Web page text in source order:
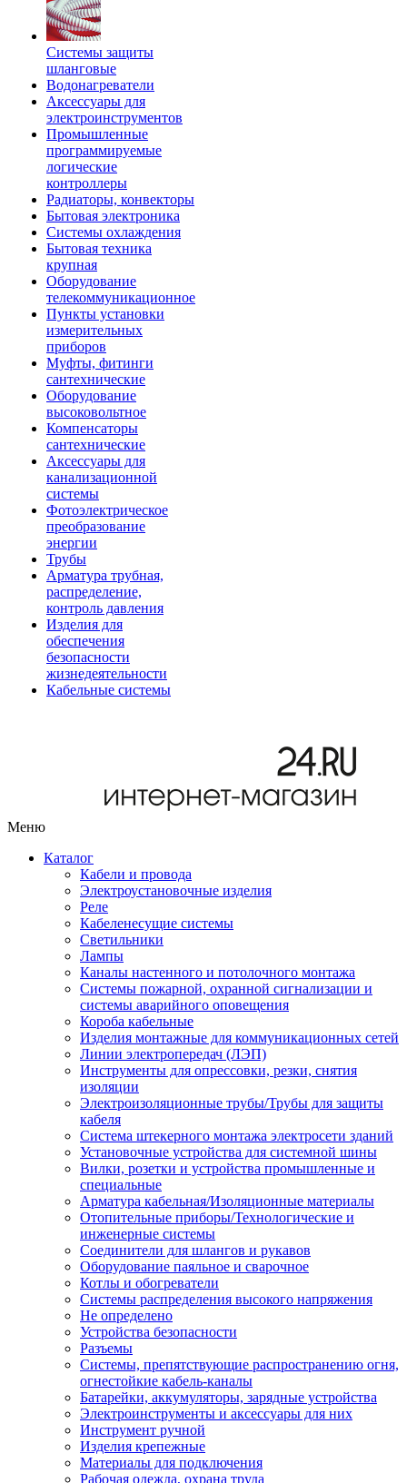
Системы защиты
шланговые
Водонагреватели
Аксессуары для
электроинструментов
Промышленные
программируемые
логические
контроллеры
Радиаторы, конвекторы
Бытовая электроника
Системы охлаждения
Бытовая техника
крупная
Оборудование
телекоммуникационное
Пункты установки
измерительных
приборов
Муфты, фитинги
сантехнические
Оборудование
высоковольтное
Компенсаторы
сантехнические
Аксессуары для
канализационной
системы
Фотоэлектрическое
преобразование
энергии
Трубы
Арматура трубная,
распределение,
контроль давления
Изделия для
обеспечения
безопасности
жизнедеятельности
Кабельные системы
Меню
Каталог
Кабели и провода
Электроустановочные изделия
Реле
Кабеленесущие системы
Светильники
Лампы
Каналы настенного и потолочного монтажа
Системы пожарной, охранной сигнализации и
системы аварийного оповещения
Короба кабельные
Изделия монтажные для коммуникационных сетей
Линии электропередач (ЛЭП)
Инструменты для опрессовки, резки, снятия
изоляции
Электроизоляционные трубы/Трубы для защиты
кабеля
Система штекерного монтажа электросети зданий
Установочные устройства для системной шины
Вилки, розетки и устройства промышленные и
специальные
Арматура кабельная/Изоляционные материалы
Отопительные приборы/Технологические и
инженерные системы
Соединители для шлангов и рукавов
Оборудование паяльное и сварочное
Котлы и обогреватели
Системы распределения высокого напряжения
Не определено
Устройства безопасности
Разъемы
Системы, препятствующие распространению огня,
огнестойкие кабель-каналы
Батарейки, аккумуляторы, зарядные устройства
Электроинструменты и аксессуары для них
Инструмент ручной
Изделия крепежные
Материалы для подключения
Рабочая одежда, охрана труда